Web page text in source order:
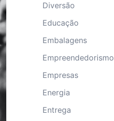
Diversão
Educação
Embalagens
Empreendedorismo
Empresas
Energia
Entrega